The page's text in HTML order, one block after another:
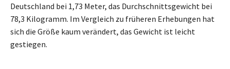
Deutschland bei 1,73 Meter, das Durchschnittsgewicht bei
78,3 Kilogramm. Im Vergleich zu früheren Erhebungen hat
sich die Größe kaum verändert, das Gewicht ist leicht
gestiegen.